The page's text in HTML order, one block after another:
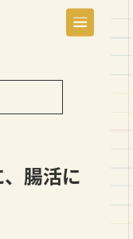
腸活に